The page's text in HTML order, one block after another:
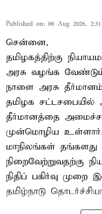
Published on: 06 Aug 2026,
சென்னை,
தமிழகத்திற்கு
அரசு வழங்க
நாளை அரசு
தமிழக சட்டசபையில்
தீர்மானத்தை
முன்மொழிய உள்ளார்.
மாநிலங்கள் தங்களது
நிறைவேற்றுவதற்கு
நிதிப் பகிர்வு முறை
தமிழ்நாடு